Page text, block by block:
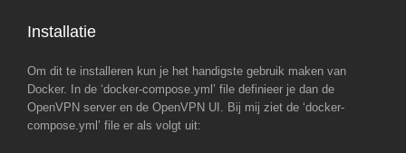
Installatie
Om dit te installeren kun je het handigste gebruik maken van
Docker. In de ‘docker-compose.yml’ file definieer je dan de
OpenVPN server en de OpenVPN UI. Bij mij ziet de ‘docker-
compose.yml’ file er als volgt uit: